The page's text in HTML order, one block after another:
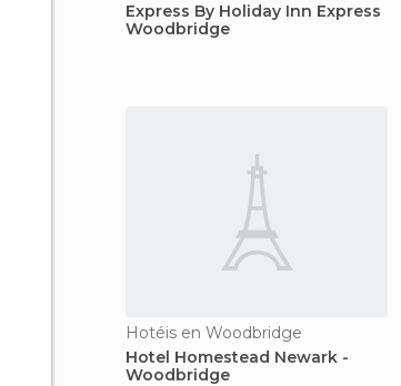
Express By Holiday Inn Express
Woodbridge
Hotéis en Woodbridge
Hotel Homestead Newark -
Woodbridge